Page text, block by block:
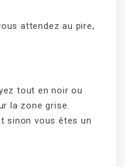
attendez au pire,
tout en noir ou
la zone grise.
sinon vous êtes un